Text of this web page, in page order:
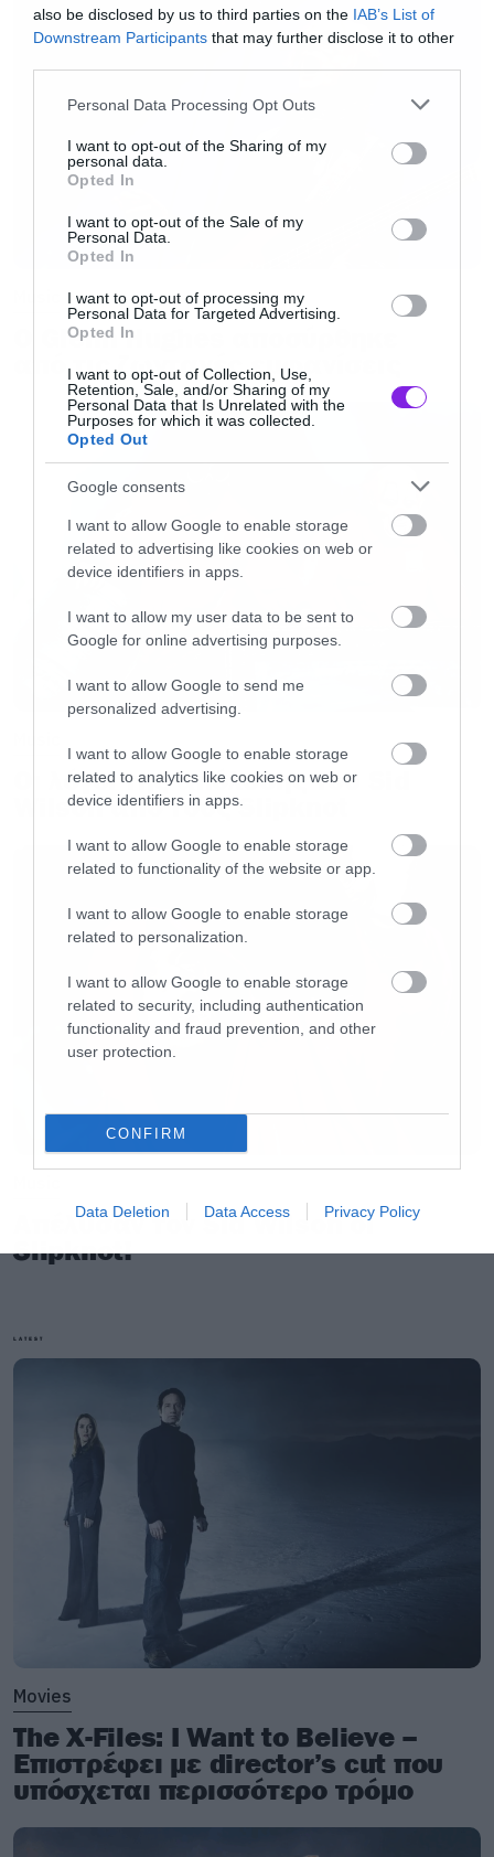
also be disclosed by us to third parties on the IAB’s List of
Downstream Participants that may further disclose it to other
Please note that this website/app uses one or more Google
not limited to your visit or usage behaviour. You may click to
grant or deny consent to Google and its third-party tags to
use your data for below specified purposes in below Google
consent section.
Personal Data Processing Opt Outs
I want to opt-out of the Sharing of my
personal data.
Opted In
I want to opt-out of the Sale of my
Personal Data.
Opted In
I want to opt-out of processing my
Personal Data for Targeted Advertising.
Opted In
I want to opt-out of Collection, Use,
Retention, Sale, and/or Sharing of my
Personal Data that Is Unrelated with the
Purposes for which it was collected.
Opted Out
Google consents
I want to allow Google to enable storage
related to advertising like cookies on web or
device identifiers in apps.
I want to allow my user data to be sent to
Google for online advertising purposes.
I want to allow Google to send me
personalized advertising.
I want to allow Google to enable storage
related to analytics like cookies on web or
device identifiers in apps.
I want to allow Google to enable storage
related to functionality of the website or app.
I want to allow Google to enable storage
related to personalization.
I want to allow Google to enable storage
related to security, including authentication
functionality and fraud prevention, and other
user protection.
CONFIRM
Data Deletion Data Access Privacy Policy
Ο Glenn Hughes αποσύρθηκε
από τις ζωντανές εμφανίσεις
Οι λόγοι της απόλυσης του Sid
Wilson από τους Slipknot
Απέλυσαν τον Sid Wilson οι
Slipknot!
LATEST
Movies
The X-Files: I Want to Believe –
Επιστρέφει με director’s cut που
υπόσχεται περισσότερο τρόμο